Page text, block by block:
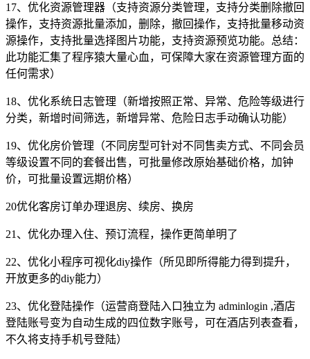
17、优化资源管理器（支持资源分类管理，支持分类删除撤回
操作，支持资源批量添加，删除，撤回操作，支持批量移动资
源操作，支持批量选择图片功能，支持资源预览功能。总结：
此功能汇集了程序猿大量心血，可保障大家在资源管理方面的
任何需求）
18、优化系统日志管理（新增按照正常、异常、危险等级进行
分类，新增时间筛选，新增异常、危险日志手动确认功能）
19、优化房价管理（不同房型可针对不同售卖方式、不同会员
等级设置不同的套餐出售，可批量修改原始基础价格，加钟
价，可批量设置远期价格）
20优化客房订单办理退房、续房、换房
21、优化办理入住、预订流程，操作更简单明了
22、优化小程序可视化diy操作（所见即所得能力得到提升，
开放更多的diy能力）
23、优化登陆操作（运营商登陆入口独立为 adminlogin ,酒店
登陆账号变为自动生成的四位数字账号，可在酒店列表查看，
不久将支持手机号登陆）